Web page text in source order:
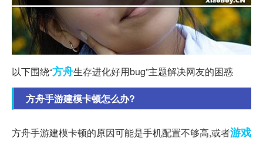
以下围绕“方舟生存进化好用bug”主题解决网友的困惑
方舟手游建模卡顿怎么办?
方舟手游建模卡顿的原因可能是手机配置不够高,或者游戏